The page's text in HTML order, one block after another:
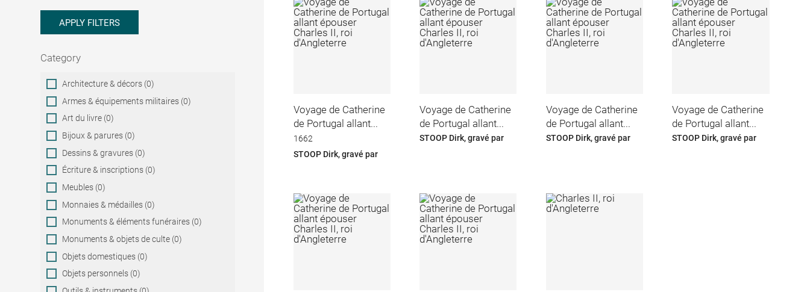
APPLY FILTERS
Category
Category
Architecture & décors (0)
Armes & équipements militaires (0)
Art du livre (0)
Bijoux & parures (0)
Dessins & gravures (0)
Écriture & inscriptions (0)
Meubles (0)
Monnaies & médailles (0)
Monuments & éléments funéraires (0)
Monuments & objets de culte (0)
Objets domestiques (0)
Objets personnels (0)
Voyage de Catherine
de Portugal allant...
1662
STOOP Dirk, gravé par
Voyage de Catherine
de Portugal allant...
STOOP Dirk, gravé par
Voyage de Catherine
de Portugal allant...
STOOP Dirk, gravé par
Voyage de Catherine
de Portugal allant...
STOOP Dirk, gravé par